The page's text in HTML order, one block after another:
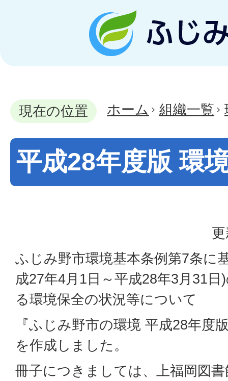
現在の位置 ホーム 組織一覧
平成28年度版 環
ふじみ野市環境基本条例第7条に
成27年4月1日～平成28年3月31
る環境保全の状況等について
『ふじみ野市の環境 平成28年度
を作成しました。
冊子につきましては、上福岡図